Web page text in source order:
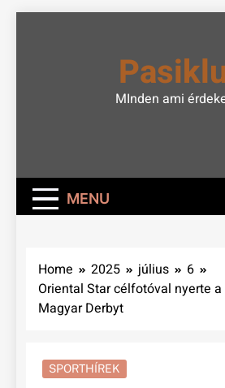
MInden ami
MENU
Home 2025 július
6
Oriental Star célfotóval nyerte
Magyar Derbyt
SPORTHÍREK